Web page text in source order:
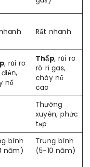
Rất nhanh
, rủi ro
nổ
Thấp, rủi ro
rò rỉ gas,
cháy nổ
cao
Thường
xuyên, phức
tạp
bình
năm)
Trung bình
(5-10 năm)